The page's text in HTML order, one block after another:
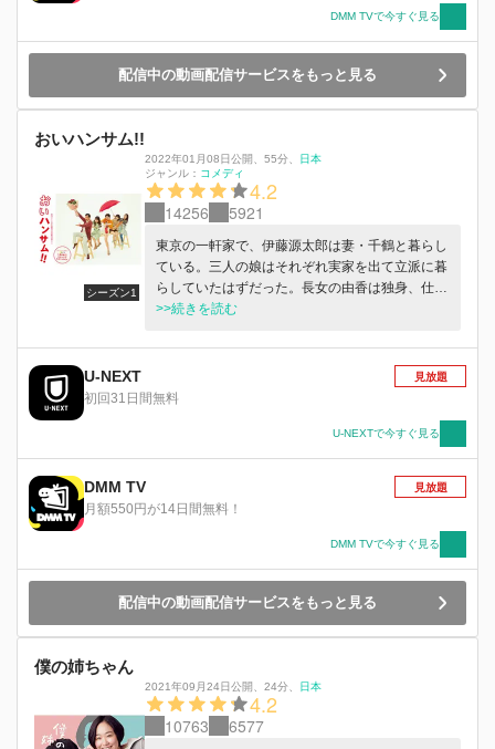
思議な場所で不思議な男性との出会いが……。さ
らに美香の「一応恋人」ユウジに近づく鼻血出し
がちストーカー女が……など、さまざまな人が入
り乱れて伊藤家はあいかわらず波乱万丈！コルセ
ットで不自由だからこそ、見えてきたものがある
て」 娘たちの幸せを願い、再び立ち上がる偉大
なパパ・源太郎。 疾走する“恋”と“ゴハン”と“家
族”の物語、この春、再開！
DMM TVで今すぐ見る
配信中の動画配信サービスをもっと見る
おいハンサム!!
シーズン1
2022年01月08日公開 55分
日本
ジャンル： コメディ
4.2
14256 5921
東京の一軒家で、伊藤源太郎は妻・千鶴と暮らし
ている。三人の娘はそれぞれ実家を出て立派に暮
らしていたはずだった。長女の由香は独身、仕事
は順調だがエブリデイ・不倫気質。次女の里香は
前。三女の美香も独身で念願の一人暮らしを始め
た途端、売れそうもない漫画家志望の男と半同棲
状態。男を見る目がない娘たちが心配でたまらな
入った男性（実は由香の元カレ）を深夜に突然自
宅に連れてきて一方的に娘たちに紹介するという
令和を生きる昭和なオヤジだった！伊藤家の明日
>>続きを読む
U-NEXT
初回31日間無料
見放題
U-NEXTで今すぐ見る
DMM TV
月額550円が14日間無料！
見放題
DMM TVで今すぐ見る
配信中の動画配信サービスをもっと見る
僕の姉ちゃん
2021年09月24日公開 24分 日本
4.2
10763 6577